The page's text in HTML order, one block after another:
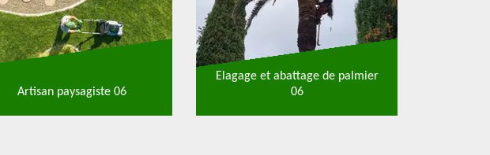
Artisan paysagiste 06
Elagage et abattage de palmier
06